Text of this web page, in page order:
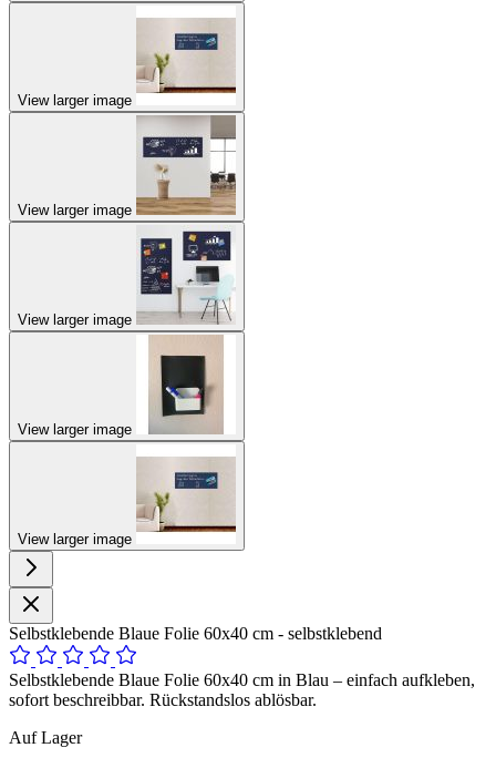
View larger image
View larger image
View larger image
View larger image
View larger image
Selbstklebende Blaue Folie 60x40 cm - selbstklebend
Selbstklebende Blaue Folie 60x40 cm in Blau – einfach aufkleben,
sofort beschreibbar. Rückstandslos ablösbar.
Auf Lager